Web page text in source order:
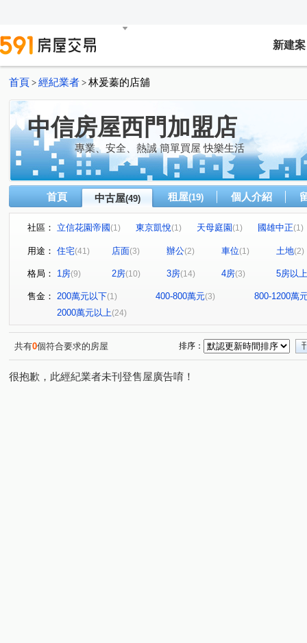
新建案
首頁 > 經紀業者 > 林爰蓁的店舖
中信房屋西門加盟店
專業、安全、熱誠 簡單買屋 快樂生活
首頁 中古屋(49) 租屋(19) 個人介紹
社區： 立信花園帝國(1) 東京凱悅(1) 天母庭園(1) 國雄中正(1)
國光社區 東湖生活圈 (1) 龍山名門 (1)
龍山一品大樓
(1) 新外灘6-立信帝國花園廣場(1) 成都大廈
潤泰萬花園(1) 台大御園(1) 西園路一段 萬大路(3)
華江一路(3) 興義街
天母西路(1) 詔安街(1) 廈門街(1) 莒光路(3)
艋舺大
西藏路(1) 西寧南路 (2) 新明路(1) 康樂街
成都路(2) 安興路(1) 康定路(2) 漢中街(1)
仁愛路二
雅江街(1) 開封街二段 (1) 許昌街
用途： 住宅(41) 店面(3) 辦公(2) 車位(1) 土地(2)
格局： 1房(9) 2房(10) 3房(14) 4房(3) 5房以上
售金： 200萬元以下(1) 400-800萬元(3)
800-1200萬
2000萬元以上(24)
共有0個符合要求的房屋 排序：
很抱歉，此經紀業者未刊登售屋廣告唷！